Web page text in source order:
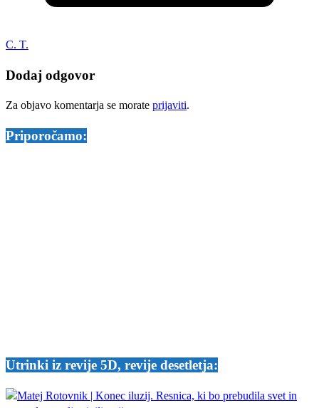
C. T.
Dodaj odgovor
Za objavo komentarja se morate prijaviti.
Priporočamo:
Utrinki iz revije 5D, revije desetletja: